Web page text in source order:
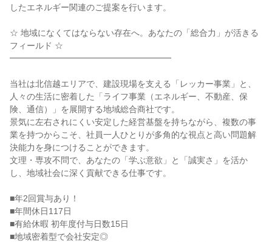
したエネルギー関連のご提案を行います。
☆ 地域になくてはならない存在へ。あなたの「総合力」が活きる
フィールド ☆
━━━━━━━━━━━━━━━━━━━
当社は北信越エリアで、建設現場を支える「レッカー事業」と、
人々の生活に密着した「ライフ事業（エネルギー、不動産、保
険、通信）」を展開する地域総合商社です。
景気に左右されにくい安定した経営基盤を持ちながら、複数の事
業を持つからこそ、社員一人ひとりが多角的な視点と高い問題解
決能力を身につけることができます。
文理・専攻不問で、あなたの「学ぶ意欲」と「誠実さ」を活か
し、地域社会に深く貢献できる仕事です。
■年2回賞与あり！
■年間休日117日
■有給休暇 初年度付与日数15日
■地域密着型で会社安定◎